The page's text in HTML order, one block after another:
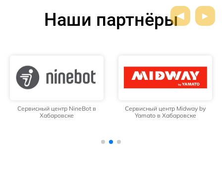
Наши партнёры
Сервисный центр NineBot в
Хабаровске
Сервисный центр Midway by
Yamato в Хабаровске